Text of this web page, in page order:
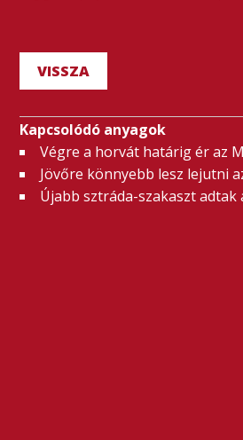
VISSZA
Kapcsolódó anyagok
Végre a horvát határig ér az
Jövőre könnyebb lesz lejutni
Újabb sztráda-szakaszt